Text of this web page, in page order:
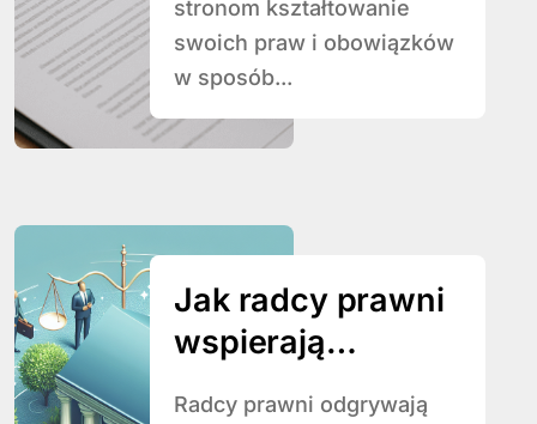
stronom kształtowanie
swoich praw i obowiązków
w sposób...
Jak radcy prawni
wspierają
Radcy prawni odgrywają